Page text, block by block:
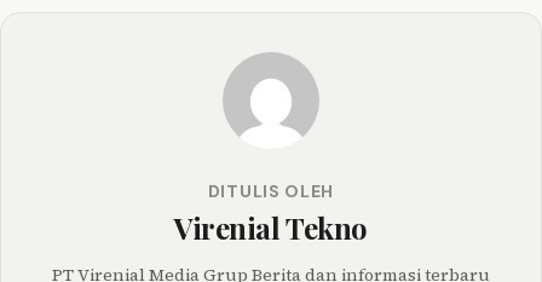
DITULIS OLEH
Virenial Tekno
PT Virenial Media Grup Berita dan informasi terbaru